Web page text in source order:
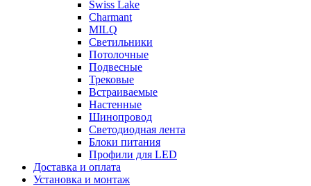
Swiss Lake
Charmant
MILQ
Светильники
Потолочные
Подвесные
Трековые
Встраиваемые
Настенные
Шинопровод
Светодиодная лента
Блоки питания
Профили для LED
Доставка и оплата
Установка и монтаж